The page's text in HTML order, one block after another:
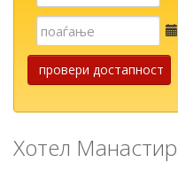
Е-
провери достапност
Хотел Манастир